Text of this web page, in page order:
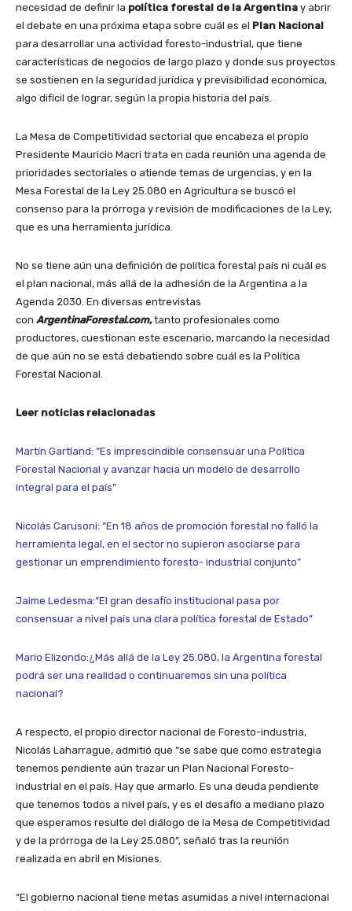
necesidad de definir la política forestal de la Argentina y abrir
el debate en una próxima etapa sobre cuál es el Plan Nacional
para desarrollar una actividad foresto-industrial, que tiene
características de negocios de largo plazo y donde sus proyectos
se sostienen en la seguridad jurídica y previsibilidad económica,
algo difícil de lograr, según la propia historia del país.
La Mesa de Competitividad sectorial que encabeza el propio
Presidente Mauricio Macri trata en cada reunión una agenda de
prioridades sectoriales o atiende temas de urgencias, y en la
Mesa Forestal de la Ley 25.080 en Agricultura se buscó el
consenso para la prórroga y revisión de modificaciones de la Ley,
que es una herramienta jurídica.
No se tiene aún una definición de política forestal país ni cuál es
el plan nacional, más allá de la adhesión de la Argentina a la
Agenda 2030. En diversas entrevistas
con ArgentinaForestal.com,tanto profesionales como
productores, cuestionan este escenario, marcando la necesidad
de que aún no se está debatiendo sobre cuál es la Política
Forestal Nacional.
Leer noticias relacionadas
Martín Gartland: “Es imprescindible consensuar una Política
Forestal Nacional y avanzar hacia un modelo de desarrollo
integral para el país”
Nicolás Carusoni: “En 18 años de promoción forestal no falló la
herramienta legal, en el sector no supieron asociarse para
gestionar un emprendimiento foresto- industrial conjunto”
Jaime Ledesma:“El gran desafío institucional pasa por
consensuar a nivel país una clara política forestal de Estado”
Mario Elizondo:¿Más allá de la Ley 25.080, la Argentina forestal
podrá ser una realidad o continuaremos sin una política
nacional?
A respecto, el propio director nacional de Foresto-industria,
Nicolás Laharrague, admitió que “se sabe que como estrategia
tenemos pendiente aún trazar un Plan Nacional Foresto-
industrial en el país. Hay que armarlo. Es una deuda pendiente
que tenemos todos a nivel país, y es el desafío a mediano plazo
que esperamos resulte del diálogo de la Mesa de Competitividad
y de la prórroga de la Ley 25.080”, señaló tras la reunión
realizada en abril en Misiones.
“El gobierno nacional tiene metas asumidas a nivel internacional